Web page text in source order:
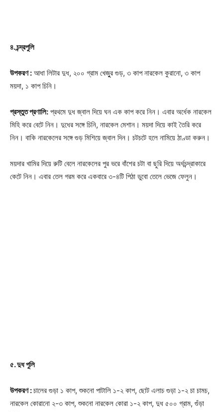
Company
About
Contact us
Subscription Plans
৪. চন্দ্রপুলি
উপকরণ : আধা লিটার দুধ, ২০০ গ্রাম খেজুুর গুড়, ৩ কাপ নারকেল কুরানো, ৩ কাপ
ময়দা, ১ কাপ চিনি।
প্রস্তুত প্রণালি: প্রথমে দুধ জ্বাল দিয়ে ঘন এক কাপ করে নিন। এবার অর্ধেক নারকেল
মিহি করে বেটে নিন। দুধের সঙ্গে চিনি, নারকেল মেশান। ময়দা দিয়ে কাই তৈরি করে
নিন। বাকি নারকেলের সঙ্গে গুড় মিশিয়ে জ্বাল দিন। চটচটে হলে নামিয়ে ঠাণ্ডা করুন।
ময়দার খামির দিয়ে রুটি বেলে নারকেলের পুর ভরে বাঁশের চটা বা ছুরি দিয়ে অর্ধচন্দ্রাকারে
কেটে নিন। এবার তেল গরম করে একবারে ৩-৪টি পিঠা ডুবো তেলে ভেজে ফেলুন।
৫. দুধ পুলি
উপকরণ :চালের গুড়া ১ কাপ, শুকনো পাটালি ১-২ কাপ, ছোট এলাচ গুড়া ১-২ চা চামচ,
নারকেল কোরানো ২-৩ কাপ, শুকনো নারকেল কোরা ১-২ কাপ, দুধ ৫০০ গ্রাম, গুঁড়া